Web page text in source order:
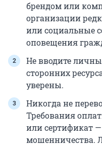
брендом или
организации
или социальные
оповещения
Не вводите
сторонних
уверены.
Никогда не
Требования
или сертификат
мошенничества.